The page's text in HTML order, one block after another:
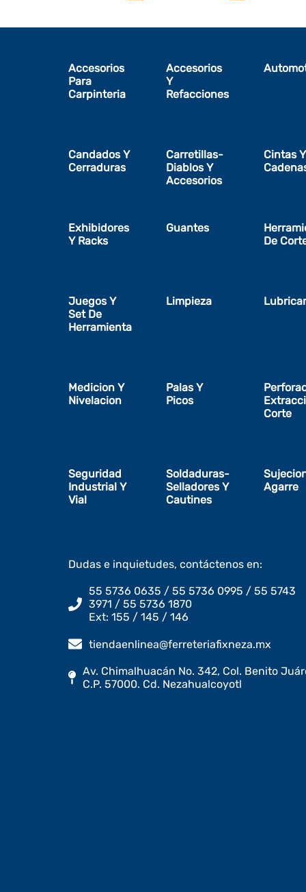
Accesorios
Para
Carpinteria
Accesorios
Y
Refacciones
Candados Y
Cerraduras
Carretillas-
Diablos Y
Accesorios
Cintas Y
Exhibidores
Y Racks
Guantes
De
Juegos Y
Set De
Herramienta
Limpieza
Medicion Y
Nivelacion
Palas Y
Picos
Corte
Seguridad
Industrial Y
Vial
Soldaduras-
Selladores Y
Cautines
Agarre
Dudas e inquietudes, contáctenos en:
55 5736 0635 / 55 5736 0995 / 55 5743
3971 / 55 5736 1870
Ext: 155 / 145 / 146
tiendaenlinea@ferreteriafixneza.mx
Av. Chimalhuacán No. 342, Col. Benito
C.P. 57000. Cd. Nezahualcoyotl